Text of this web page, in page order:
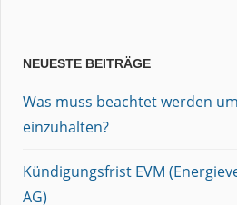
NEUESTE BEITRÄGE
Was muss beachtet werden
einzuhalten?
Kündigungsfrist EVM
AG)